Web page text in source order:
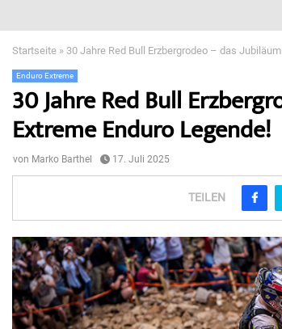
Startseite » 30 Jahre Red Bull Erzbergrodeo – das
Enduro Extreme
30 Jahre Red Bull
Extreme Enduro Legende!
von Marko Barthel 17. Juli 2025
TEILEN